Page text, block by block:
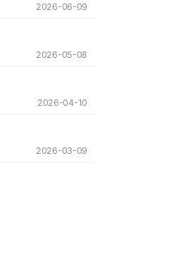
2026-06-09
2026-05-08
2026-04-10
2026-03-09